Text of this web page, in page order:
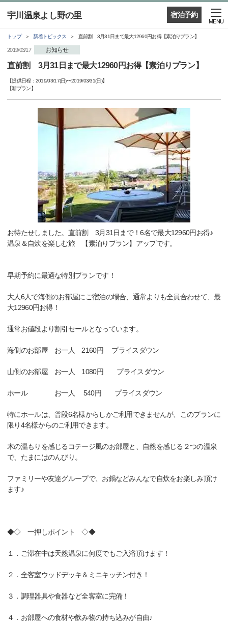
宿泊予約
宇川温泉よし野の里
MENU
トップ 新着トピックス 直前割 3月31日まで最大12960円お得【素泊りプラン】
2019/03/17 お知らせ
直前割 3月31日まで最大12960円お得【素泊りプラン】
【提供日程： 2019/03/17(日)〜2019/03/31(日)】
【新プラン】
お待たせしました。直前割 3月31日まで！6名で最大12960円お得♪
温泉＆自炊を楽しむ旅 【素泊りプラン】アップです。
早期予約に最適な特別プランです！
大人6人で海側のお部屋にご宿泊の場合、通常よりも全員合わせて、最
大12960円お得！
通常お値段より割引セールとなっています。
海側のお部屋 お一人 2160円 プライスダウン
山側のお部屋 お一人 1080円 プライスダウン
ホール お一人 540円 プライスダウン
特にホールは、普段6名様からしかご利用できませんが、このプランに
限り4名様からのご利用できます。
木の温もりを感じるコテージ風のお部屋と、自然を感じる２つの温泉
で、たまにはのんびり。
ファミリーや友達グループで、お鍋などみんなで自炊をお楽しみ頂け
ます♪
◆◇ 一押しポイント ◇◆
１．ご滞在中は天然温泉に何度でもご入浴頂けます！
２．全客室ウッドデッキ＆ミニキッチン付き！
３．調理器具や食器など全客室に完備！
４．お部屋への食材や飲み物の持ち込みが自由♪